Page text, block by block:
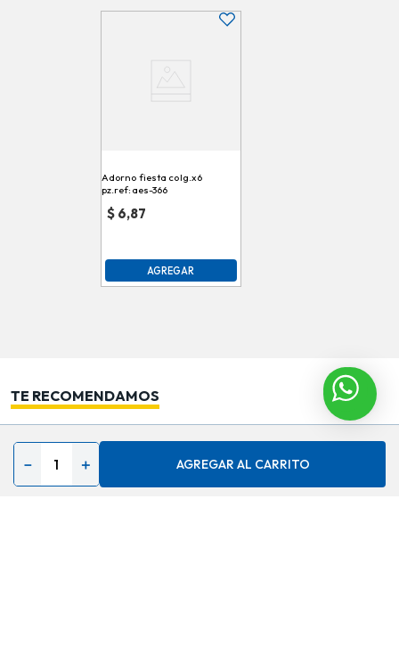
＋
－ AGREGAR AL CARRITO
fácil instalación permite colocar y retirar el adorno sin
complicaciones. Combina funcionalidad, estilo y
Adorno fiesta colg.x6
pz.ref:aes-366
$ 6,87
AGREGAR
TE RECOMENDAMOS